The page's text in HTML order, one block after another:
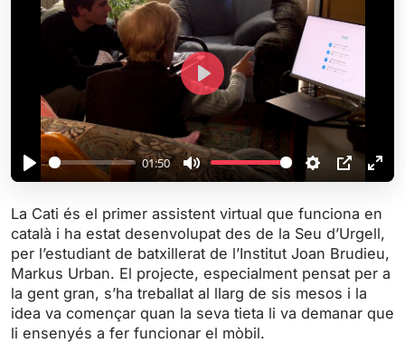
P
a
y
01:50
M
t
e
S
t
t
i
n
g
P
P
E
t
e
r
u
P
l
a
y
La Cati és el primer assistent virtual que funciona en
català i ha estat desenvolupat des de la Seu d’Urgell,
per l’estudiant de batxillerat de l’Institut Joan Brudieu,
Markus Urban. El projecte, especialment pensat per a
la gent gran, s’ha treballat al llarg de sis mesos i la
idea va començar quan la seva tieta li va demanar que
li ensenyés a fer funcionar el mòbil.